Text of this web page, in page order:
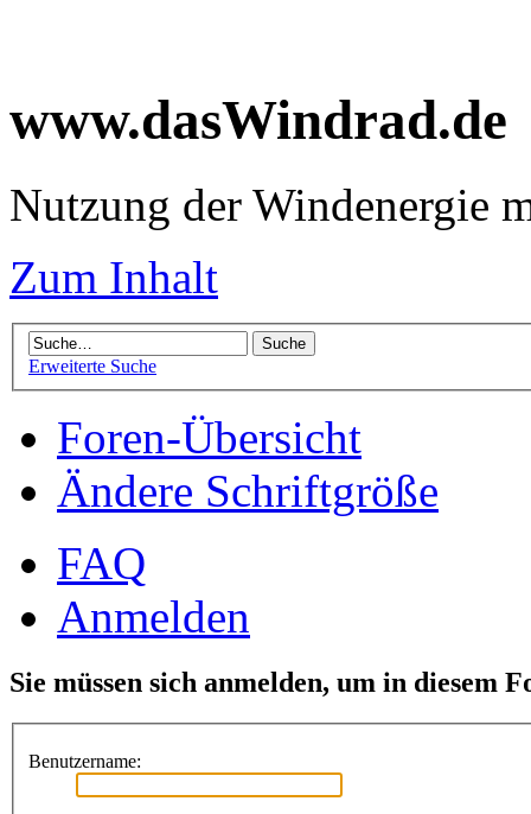
www.dasWindrad.de
Nutzung der Windenergie
Zum Inhalt
Erweiterte Suche
Foren-Übersicht
Ändere Schriftgröße
FAQ
Anmelden
Sie müssen sich anmelden, um in diesem
Benutzername: